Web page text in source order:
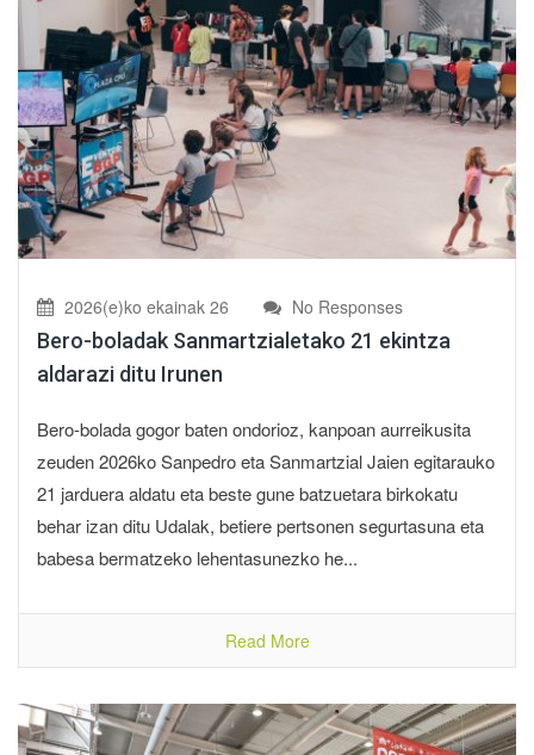
2026(e)ko ekainak 26 No Responses
Bero-boladak Sanmartzialetako 21 ekintza
aldarazi ditu Irunen
Bero-bolada gogor baten ondorioz, kanpoan aurreikusita
zeuden 2026ko Sanpedro eta Sanmartzial Jaien egitarauko
21 jarduera aldatu eta beste gune batzuetara birkokatu
behar izan ditu Udalak, betiere pertsonen segurtasuna eta
babesa bermatzeko lehentasunezko he...
Read More